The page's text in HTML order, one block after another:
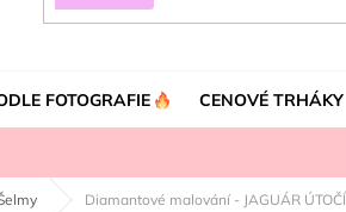
FOTOGRAFIE CENOVÉ TRHÁKY
Diamantové malování - JAGUÁR ÚTOČÍ